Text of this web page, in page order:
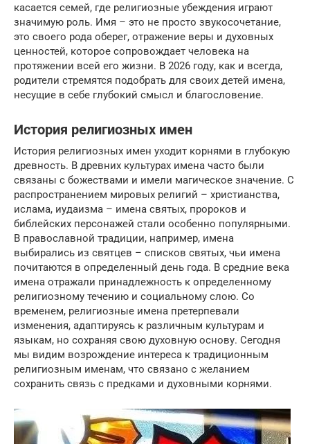
касается семей, где религиозные убеждения играют
значимую роль. Имя – это не просто звукосочетание,
это своего рода оберег, отражение веры и духовных
ценностей, которое сопровождает человека на
протяжении всей его жизни. В 2026 году, как и всегда,
родители стремятся подобрать для своих детей имена,
несущие в себе глубокий смысл и благословение.
История религиозных имен
История религиозных имен уходит корнями в глубокую
древность. В древних культурах имена часто были
связаны с божествами и имели магическое значение. С
распространением мировых религий – христианства,
ислама, иудаизма – имена святых, пророков и
библейских персонажей стали особенно популярными.
В православной традиции, например, имена
выбирались из святцев – списков святых, чьи имена
почитаются в определенный день года. В средние века
имена отражали принадлежность к определенному
религиозному течению и социальному слою. Со
временем, религиозные имена претерпевали
изменения, адаптируясь к различным культурам и
языкам, но сохраняя свою духовную основу. Сегодня
мы видим возрождение интереса к традиционным
религиозным именам, что связано с желанием
сохранить связь с предками и духовными корнями.